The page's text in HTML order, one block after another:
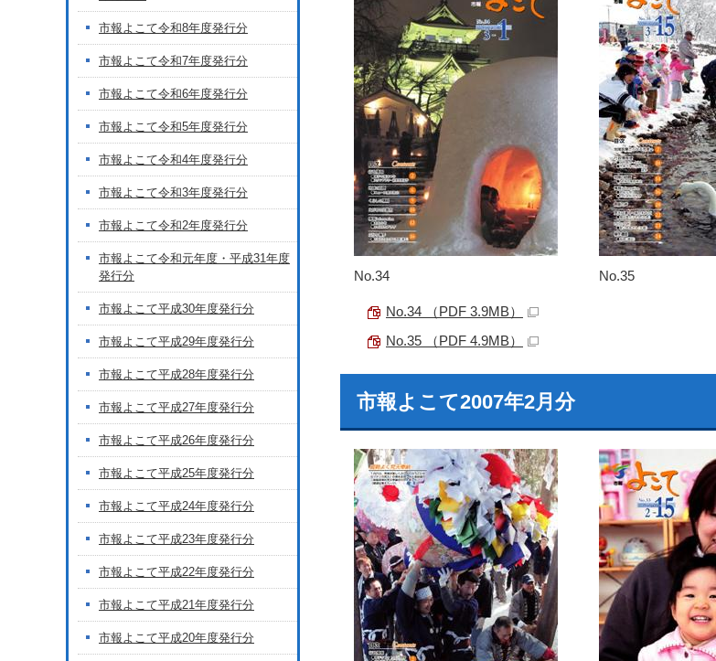
No.34 No.35
No.34 （PDF 3.9MB）
No.35 （PDF 4.9MB）
市報よこて2007年2月分
市報よこて令和8年度発行分
市報よこて令和7年度発行分
市報よこて令和6年度発行分
市報よこて令和5年度発行分
市報よこて令和4年度発行分
市報よこて令和3年度発行分
市報よこて令和2年度発行分
市報よこて令和元年度・平成31年度
発行分
市報よこて平成30年度発行分
市報よこて平成29年度発行分
市報よこて平成28年度発行分
市報よこて平成27年度発行分
市報よこて平成26年度発行分
市報よこて平成25年度発行分
市報よこて平成24年度発行分
市報よこて平成23年度発行分
市報よこて平成22年度発行分
市報よこて平成21年度発行分
市報よこて平成20年度発行分